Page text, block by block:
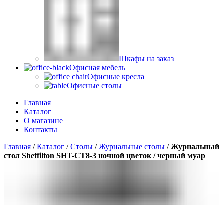
Шкафы на заказ
Офисная мебель
Офисные кресла
Офисные столы
Главная
Каталог
О магазине
Контакты
Главная /Каталог /Столы /Журнальные столы /Журнальный
стол Sheffilton SHT-CT8-3 ночной цветок / черный муар